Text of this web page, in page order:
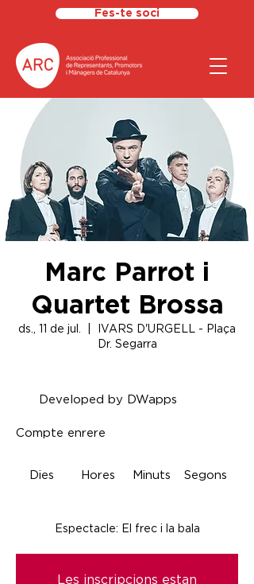
Fes-te soci
Marc Parrot i
Quartet Brossa
ds., 11 de jul.
IVARS D'URGELL - Plaça
Dr. Segarra
Segons
Minuts
Hores
Dies
Compte enrere
Developed by DWapps
Espectacle: El frec i la bala
Les inscripcions estan